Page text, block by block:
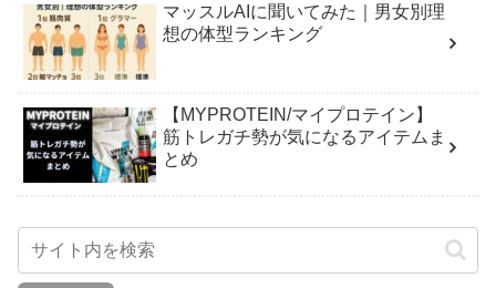
マッスルAIに聞いてみた｜男女別理
想の体型ランキング
【MYPROTEIN/マイプロテイン】
筋トレガチ勢が気になるアイテムま
とめ